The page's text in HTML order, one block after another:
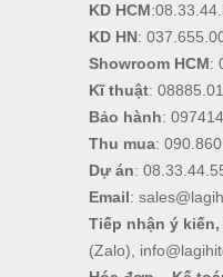
KD HCM:
KD HN:
Showroom HCM:
Kĩ thuật:
Bảo hành:
Thu mua:
Dự án:
Email:
Tiếp nhận ý
(Zalo),